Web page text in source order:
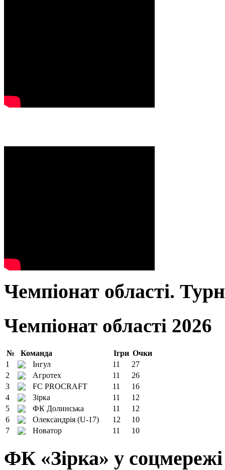
Чемпіонат області.
Чемпіонат області 2026
№ Команда Ігри Очки
1
Інгул 11
27
2
Агротех 11
26
3
FC PROCRAFT 11
16
4
Зірка 11
12
5
ФК Долинська 11
12
6
Олександрія (U-17) 12
10
7
Новатор 11 10
ФК «Зірка» у